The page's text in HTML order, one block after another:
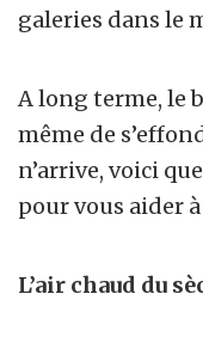
galeries dans le
A long terme, le
même de
n’arrive, voici
pour vous aider
L’air chaud du